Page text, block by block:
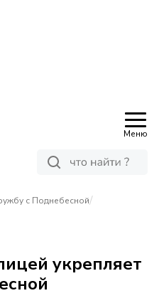
Меню
с Поднебесной/
укрепляет